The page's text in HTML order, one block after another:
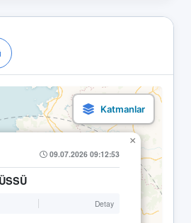
09.07.2026 09:12:53
Detay
×